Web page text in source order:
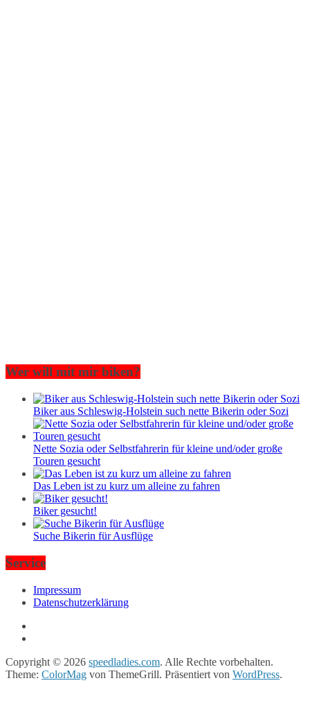
Wer will mit mir biken?
Biker aus Schleswig-Holstein such nette Bikerin oder Sozi
Nette Sozia oder Selbstfahrerin für kleine und/oder große
Touren gesucht
Das Leben ist zu kurz um alleine zu fahren
Biker gesucht!
Suche Bikerin für Ausflüge
Service
Impressum
Datenschutzerklärung
Copyright © 2026 speedladies.com. Alle Rechte vorbehalten.
Theme: ColorMag von ThemeGrill. Präsentiert von WordPress.